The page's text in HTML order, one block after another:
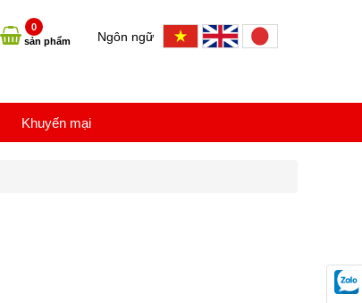
0
sản phẩm
Ngôn ngữ
Khuyến mại